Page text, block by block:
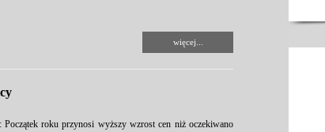
więcej...
roku przynosi wyższy wzrost cen niż oczekiwano